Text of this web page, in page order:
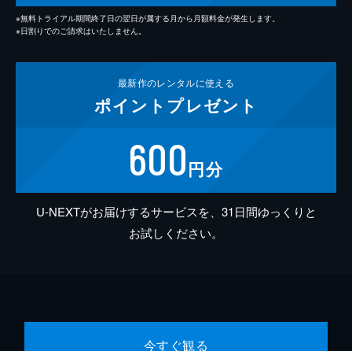
※無料トライアル期間終了日の翌日が属する月から月額料金が発生します。
※日割りでのご請求はいたしません。
最新作のレンタルに使える
ポイント プレゼント
600円分
U-NEXTがお届けするサービスを、31日間ゆっくりと
お試しください。
今すぐ観る